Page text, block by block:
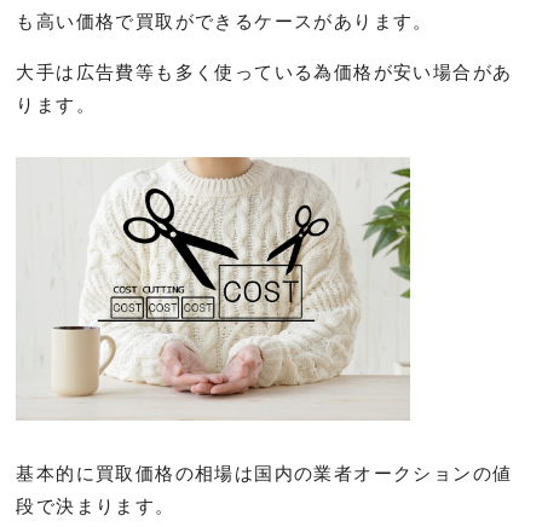
も高い価格で買取ができるケースがあります。
大手は広告費等も多く使っている為価格が安い場合があ
ります。
基本的に買取価格の相場は国内の業者オークションの値
段で決まります。